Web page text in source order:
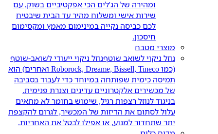
ומהירה של הג'לים הכי אפקטיביים בשוק, עם
שירות אישי ומשלוח מהיר עד הבית שיבטיח
לכם כביסה נקייה במינימום מאמץ ומקסימום
חיסכון.
מוצרי מטבח
נוזל ניקוי לשואב שוטףנוזל ניקוי ייעודי לשואב-שוטף
(כמו Roborock, Dreame, Bissell, Tineco ואחרים) הוא
תמיסה כימית שפותחה במיוחד כדי לעבוד בסביבה
של מכשירים אלקטרוניים עדינים וצנרת פנימית.
בניגוד לנוזל רצפות רגיל, שימוש בחומר לא מתאים
עלול לסתום את הדיזות של המכשיר, לגרום להקצפת
יתר שתחדור למנוע, או אפילו לבטל את האחריות.